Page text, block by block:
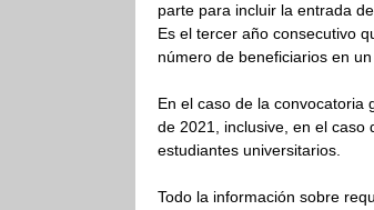
parte para incluir la entrada
Es el tercer año consecutivo
número de beneficiarios en un
En el caso de la convocatoria
de 2021, inclusive, en el caso
estudiantes universitarios.
Todo la información sobre